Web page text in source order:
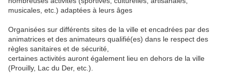
musicales, etc.) adaptées à leurs âges
Organisées sur différents sites de la ville et encadrées par des
animatrices et des animateurs qualifié(es) dans le respect des
règles sanitaires et de sécurité,
certaines activités auront également lieu en dehors de la ville
(Prouilly, Lac du Der, etc.).